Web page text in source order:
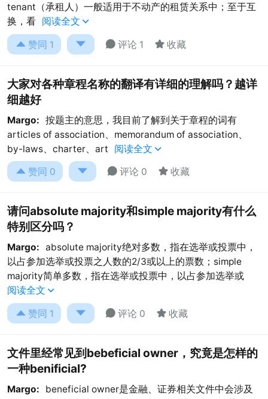
tenant（承租人）一般适用于不动产的租赁关系中；至于互
换，看 阅读全文 
 赞同 1   评论 1  收藏
大家对各种章程名称的翻译有详细的理解吗？越详
细越好
Margo: 按题主的意思，我目前了解到关于章程的词有
articles of association、memorandum of association、
by-laws、charter、art
阅读全文 
 赞同 0   评论 0  收藏
请问absolute majority和simple majority有什么
特别区分吗？
Margo: absolute majority绝对多数，指在选举或投票中，
以占参加选举或投票之人数的2/3或以上的票数；simple
majority简单多数，指在选举或投票中，以占参加选举或
阅读全文 
 赞同 1   评论 0  收藏
文件里经常见到bebeficial owner，究竟是怎样的
一种benificial?
Margo:
beneficial owner是金融、证券相关文件中会涉及